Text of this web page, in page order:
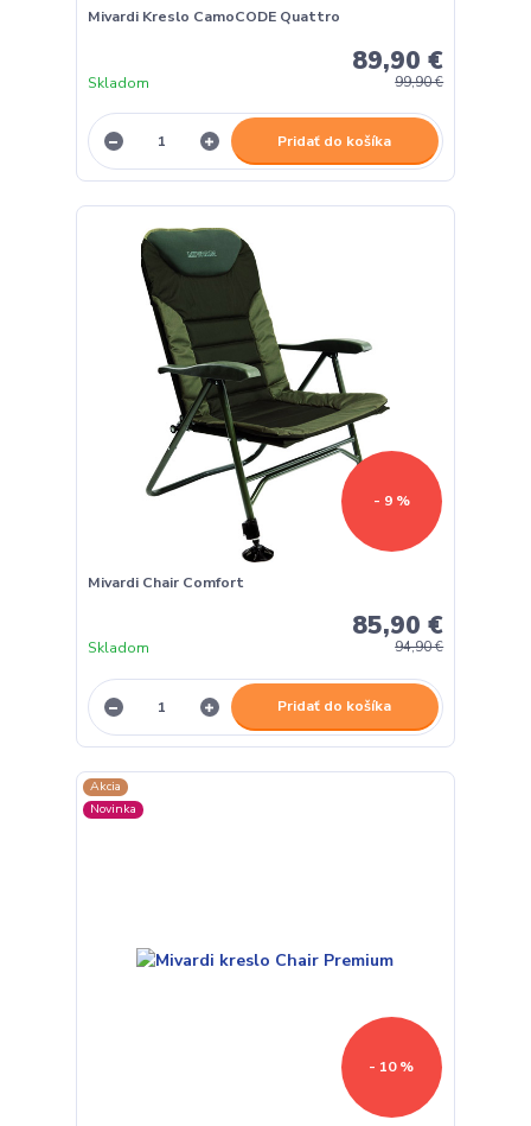
Mivardi Kreslo CamoCODE Quattro
99,90 €
89,90 €
Skladom
Pridať do košíka
- 9 %
Mivardi Chair Comfort
94,90 €
85,90 €
Skladom
Pridať do košíka
Akcia
Novinka
- 10 %